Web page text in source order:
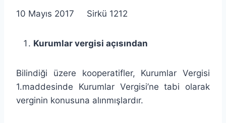
10 Mayıs 2017 Sirkü 1212
Kurumlar vergisi açısından
Bilindiği üzere kooperatifler, Kurumlar Vergisi
1.maddesinde Kurumlar Vergisi’ne tabi olarak
verginin konusuna alınmışlardır.